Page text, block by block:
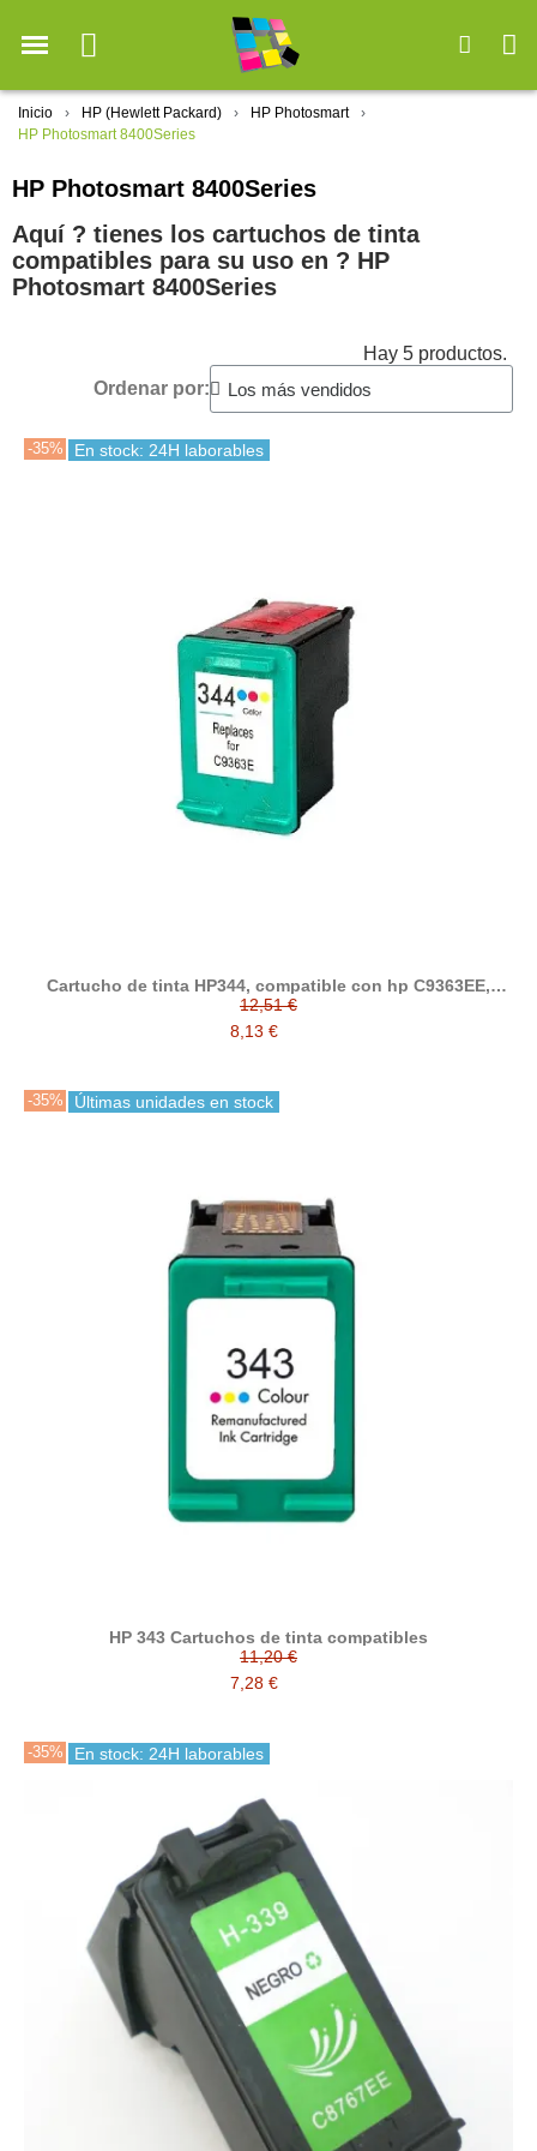
Inicio HP (Hewlett Packard)
HP Photosmart
HP Photosmart 8400Series
HP Photosmart 8400Series
Aquí ? tienes los cartuchos de tinta
compatibles para su uso en ?️ HP
Photosmart 8400Series
Hay 5 productos.
Ordenar por:
-35% En stock: 24H laborables
Cartucho de tinta HP344, compatible con hp C9363EE,
tricolor
12,51 €
8,13 €
-35% Últimas unidades en stock
HP 343 Cartuchos de tinta compatibles
11,20 €
7,28 €
-35% En stock: 24H laborables